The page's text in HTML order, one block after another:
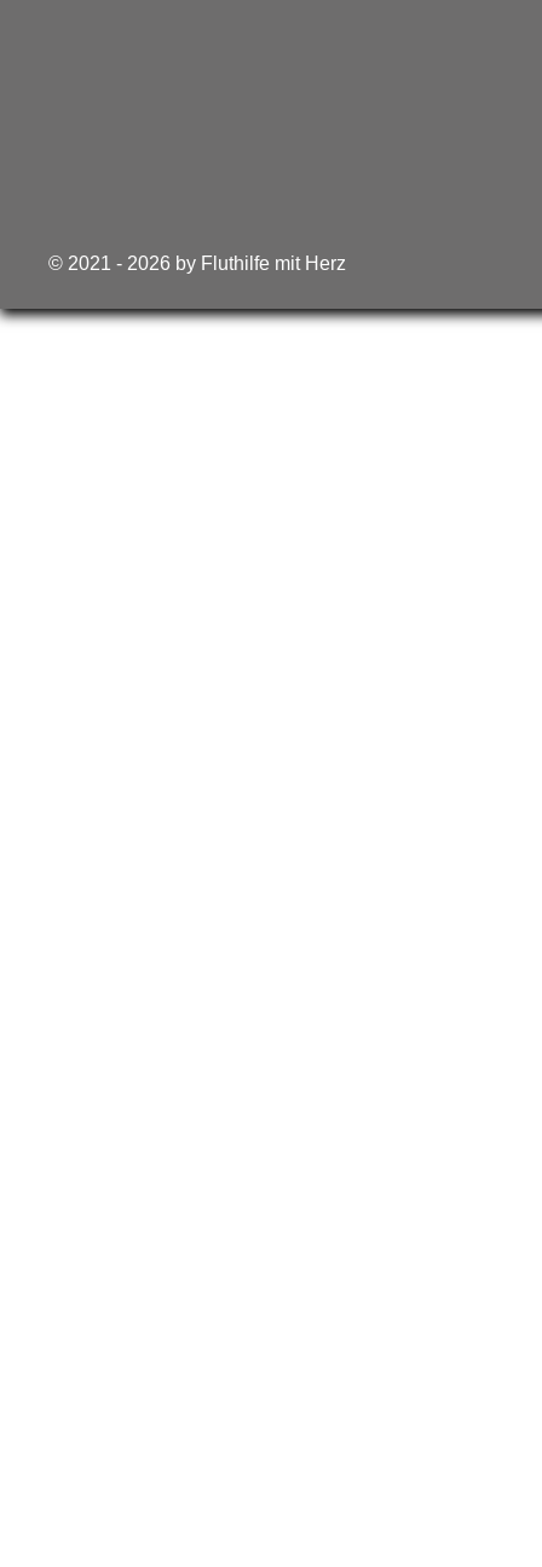
© 2021 - 2026 by Fluthilfe mit Herz